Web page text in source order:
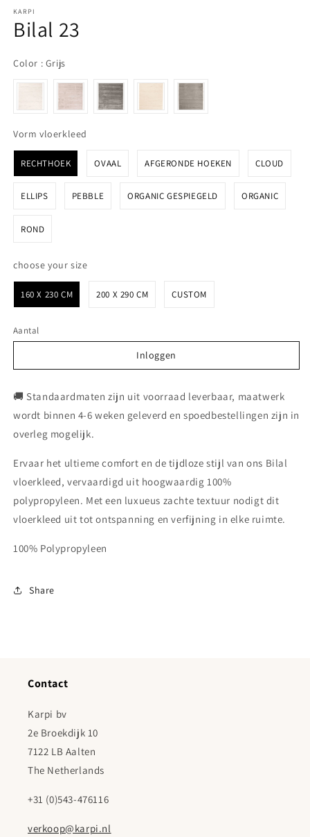
KARPI
Bilal 23
Color : GrijsColor
Vorm vloerkleed
RECHTHOEK OVAAL AFGERONDE HOEKEN CLOUD
ELLIPS PEBBLE ORGANIC GESPIEGELD ORGANIC
ROND
choose your sizechoose your size
160 X 230 CM 200 X 290 CM CUSTOM
Aantal
Inloggen
Inloggen
🚚 Standaardmaten zijn uit voorraad leverbaar, maatwerk
wordt binnen 4-6 weken geleverd en spoedbestellingen zijn in
overleg mogelijk.
Ervaar het ultieme comfort en de tijdloze stijl van ons Bilal
vloerkleed, vervaardigd uit hoogwaardig 100%
polypropyleen. Met een luxueus zachte textuur nodigt dit
vloerkleed uit tot ontspanning en verfijning in elke ruimte.
100% Polypropyleen
Share
Contact
Karpi bv
2e Broekdijk 10
7122 LB Aalten
The Netherlands
+31 (0)543-476116
verkoop@karpi.nl